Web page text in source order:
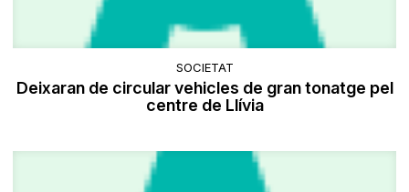
SOCIETAT
Deixaran de circular vehicles de gran tonatge pel
centre de Llívia